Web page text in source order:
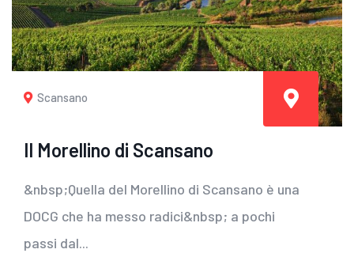
Scansano
Il Morellino di Scansano
&nbsp;Quella del Morellino di Scansano è una
DOCG che ha messo radici&nbsp; a pochi
passi dal...